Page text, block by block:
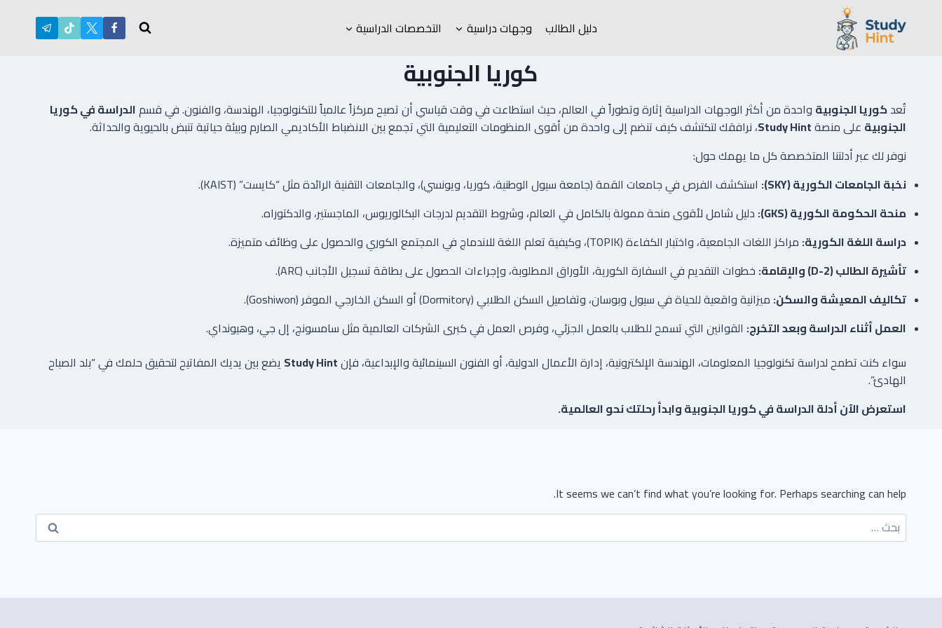
دليل الطالب وجهات دراسية التخصصات الدراسية
كوريا الجنوبية
تُعدكوريا الجنوبية واحدة من أكثر الوجهات الدراسية إثارة وتطوراً في العالم، حيث استطاعت في وقت قياسي أن تصبح مركزاً عالمياً للتكنولوجيا، الهندسة، والفنون. في قسمالدراسة في كوريا
الجنوبية على منصةStudy Hint، نرافقك لتكتشف كيف تنضم إلى واحدة من أقوى المنظومات التعليمية التي تجمع بين الانضباط الأكاديمي الصارم وبيئة حياتية تنبض بالحيوية والحداثة.
نوفر لك عبر أدلتنا المتخصصة كل ما يهمك حول:
نخبة الجامعات الكورية (SKY):
استكشف الفرص في جامعات القمة (جامعة سيول الوطنية، كوريا، ويونسي)، والجامعات التقنية الرائدة مثل “كايست” (KAIST).
منحة الحكومة الكورية (GKS):
دليل شامل لأقوى منحة ممولة بالكامل في العالم، وشروط التقديم لدرجات البكالوريوس، الماجستير، والدكتوراه.
دراسة اللغة الكورية: مراكز اللغات الجامعية، واختبار الكفاءة (TOPIK)، وكيفية تعلم اللغة للاندماج في المجتمع الكوري والحصول على وظائف متميزة.
تأشيرة الطالب (D-2) والإقامة:
خطوات التقديم في السفارة الكورية، الأوراق المطلوبة، وإجراءات الحصول على بطاقة تسجيل الأجانب (ARC).
تكاليف المعيشة والسكن: ميزانية واقعية للحياة في سيول وبوسان، وتفاصيل السكن الطلابي (Dormitory) أو السكن الخارجي الموفر (Goshiwon).
العمل أثناء الدراسة وبعد التخرج: القوانين التي تسمح للطلاب بالعمل الجزئي، وفرص العمل في كبرى الشركات العالمية مثل سامسونج، إل جي، وهيونداي.
سواء كنت تطمح لدراسة تكنولوجيا المعلومات، الهندسة الإلكترونية، إدارة الأعمال الدولية، أو الفنون السينمائية والإبداعية، فإنStudy Hint يضع بين يديك المفاتيح لتحقيق حلمك في “بلد الصباح
الهادئ”.
استعرض الآن أدلة الدراسة في كوريا الجنوبية وابدأ رحلتك نحو العالمية.
It seems we can’t find what you’re looking for. Perhaps searching can help.
البحث
عن: